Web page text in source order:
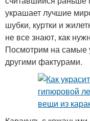
украшает лучшие
шубки, куртки и
не все знают, как
Посмотрим на самые
другими фактурами.